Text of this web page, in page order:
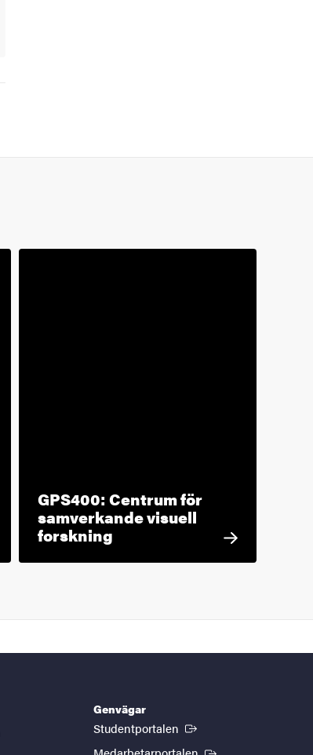
GPS400: Centrum för
samverkande visuell
forskning
Genvägar
Studentportalen (Extern länk)